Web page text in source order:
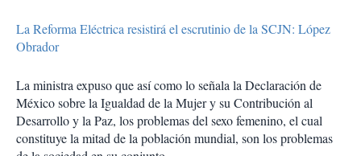
La Reforma Eléctrica resistirá el escrutinio de la SCJN: López
Obrador
La ministra expuso que así como lo señala la Declaración de
México sobre la Igualdad de la Mujer y su Contribución al
Desarrollo y la Paz, los problemas del sexo femenino, el cual
constituye la mitad de la población mundial, son los problemas